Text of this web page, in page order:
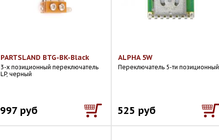
PARTSLAND BTG-BK-Black
3-х позиционный переключатель
LP, черный
997 руб
ALPHA 5W
Переключатель 5-ти позиционный
525 руб